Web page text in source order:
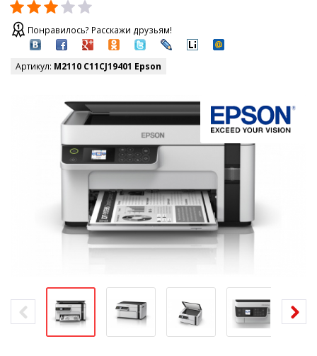
Понравилось? Расскажи друзьям!
Артикул: M2110 C11CJ19401 Epson